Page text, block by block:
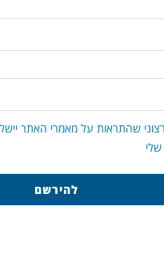
שהתראות על מאמרי האתר
שלי